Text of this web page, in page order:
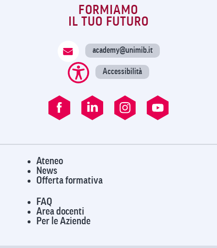
FORMIAMO
IL TUO FUTURO
academy@unimib.it
Accessibilità
Ateneo
News
Offerta formativa
FAQ
Area docenti
Per le Aziende